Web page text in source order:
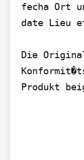
fecha Ort
date Lieu
Die